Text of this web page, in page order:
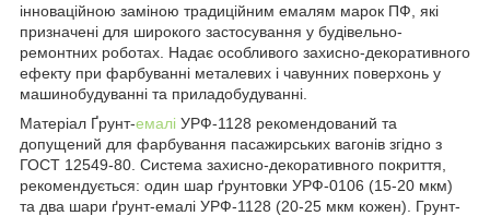
інноваційною заміною традиційним емалям марок ПФ, які
призначені для широкого застосування у будівельно-
ремонтних роботах. Надає особливого захисно-декоративного
ефекту при фарбуванні металевих і чавунних поверхонь у
машинобудуванні та приладобудуванні.
Матеріал Ґрунт-емалі УРФ-1128 рекомендований та
допущений для фарбування пасажирських вагонів згідно з
ГОСТ 12549-80. Система захисно-декоративного покриття,
рекомендується: один шар ґрунтовки УРФ-0106 (15-20 мкм)
та два шари ґрунт-емалі УРФ-1128 (20-25 мкм кожен). Грунт-